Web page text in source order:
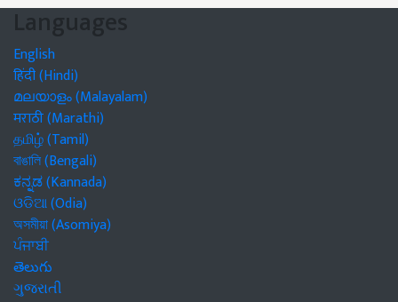
Languages
English
हिंदी (Hindi)
മലയാളം (Malayalam)
मराठी (Marathi)
தமிழ் (Tamil)
বাঙালি (Bengali)
ಕನ್ನಡ (Kannada)
ଓଡିଆ (Odia)
অসমীয়া (Asomiya)
ਪੰਜਾਬੀ
తెలుగు
ગુજરાતી